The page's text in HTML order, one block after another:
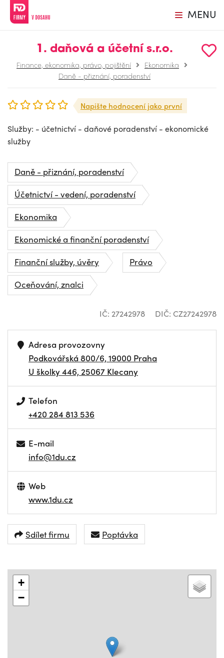
MENU
1. daňová a účetní s.r.o.
Finance, ekonomika, právo, pojištění
Ekonomika
Daně - přiznání, poradenství
Napište hodnocení jako první
Služby: - účetnictví - daňové poradenství - ekonomické
služby
Daně - přiznání, poradenství
Účetnictví - vedení, poradenství
Ekonomika
Ekonomické a finanční poradenství
Finanční služby, úvěry
Právo
Oceňování, znalci
IČ: 27242978 DIČ: CZ27242978
Adresa provozovny
Podkovářská 800/6, 19000 Praha
U školky 446, 25067 Klecany
Telefon
+420 284 813 536
E-mail
info@1du.cz
Web
www.1du.cz
Sdílet firmu Poptávka
+
−